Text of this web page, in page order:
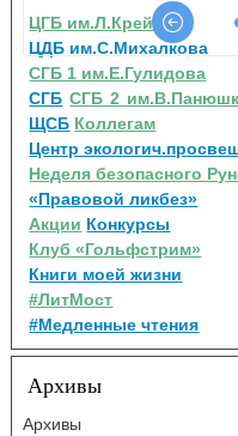
ЦГБ им.Л.Крейна
ЦДБ им.С.Михалкова
СГБ 1 им.Е.Гулидова
СГБ СГБ 2
ЩСБ Коллегам
Центр
Неделя безопасного
«Правовой ликбез»
Акции Конкурсы
Клуб «Гольфстрим»
Книги моей жизни
#ЛитМост
#Медленные чтения
Архивы
Архивы